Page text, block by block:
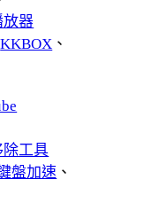
放器
KKBOX 、
除工具
盤加速 、